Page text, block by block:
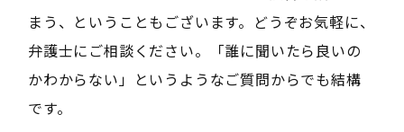
まう、ということもございます。どうぞお気軽に、
弁護士にご相談ください。「誰に聞いたら良いの
かわからない」というようなご質問からでも結構
です。